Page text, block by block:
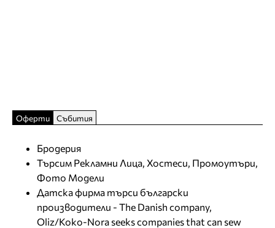
Оферти Събития
Бродерия
Търсим Рекламни Лица, Хостеси, Промоутъри,
Фото Модели
Датска фирма търси български
производители - The Danish company,
Oliz/Koko-Nora seeks companies that can sew